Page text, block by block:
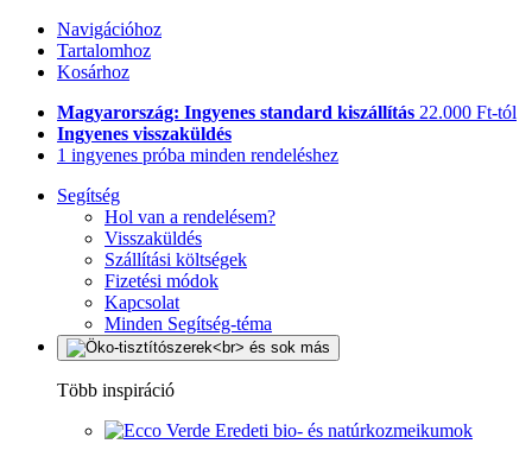
Navigációhoz
Tartalomhoz
Kosárhoz
Magyarország: Ingyenes standard kiszállítás 22.000 Ft-tól
Ingyenes visszaküldés
1 ingyenes próba minden rendeléshez
Segítség
Hol van a rendelésem?
Visszaküldés
Szállítási költségek
Fizetési módok
Kapcsolat
Minden Segítség-téma
Több inspiráció
Eredeti bio- és natúrkozmeikumok